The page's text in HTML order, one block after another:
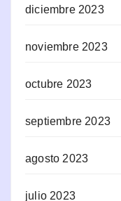
diciembre 2023
noviembre 2023
octubre 2023
septiembre 2023
agosto 2023
julio 2023